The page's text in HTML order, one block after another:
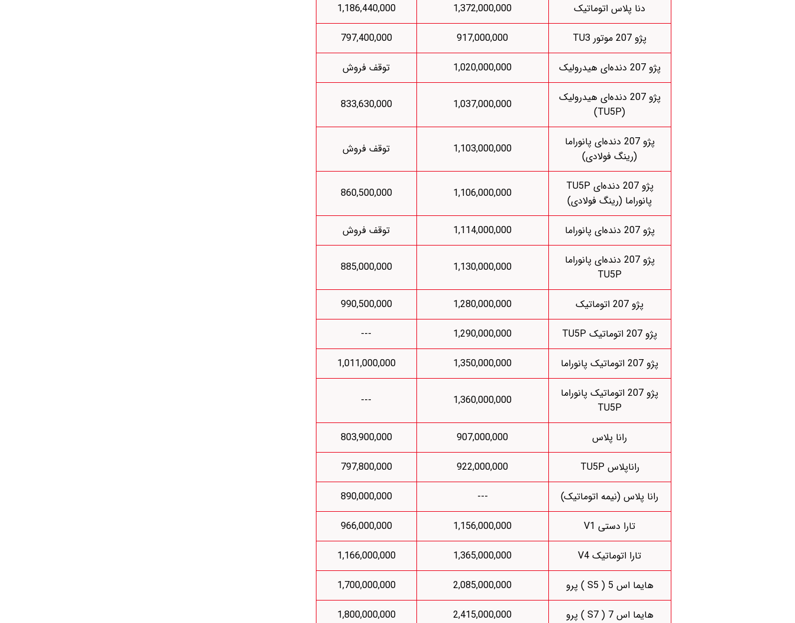
دنا پلاس اتوماتیک
1,372,000,000
1,186,440,000
پژو 207 موتور TU3
917,000,000
797,400,000
پژو 207 دنده‌ای هیدرولیک
1,020,000,000
توقف فروش
پژو 207 دنده‌ای هیدرولیک
(TU5P)
1,037,000,000
833,630,000
پژو 207 دنده‌ای پانوراما
(رینگ فولادی)
1,103,000,000 توقف فروش
پژو 207 دنده‌ای TU5P
پانوراما (رینگ فولادی)
1,106,000,000
860,500,000
پژو 207 دنده‌ای پانوراما 1,114,000,000
توقف فروش
پژو 207 دنده‌ای پانوراما
TU5P
1,130,000,000
885,000,000
پژو 207 اتوماتیک 1,280,000,000
990,500,000
پژو 207 اتوماتیک TU5P
1,290,000,000
---
پژو 207 اتوماتیک پانوراما
1,350,000,000
1,011,000,000
پژو 207 اتوماتیک پانوراما
TU5P
1,360,000,000
---
رانا پلاس 907,000,000
803,900,000
راناپلاس TU5P
922,000,000
797,800,000
رانا پلاس (نیمه اتوماتیک)
---
890,000,000
تارا دستی V1
1,156,000,000
966,000,000
تارا اتوماتیک V4
1,365,000,000
1,166,000,000
هایما اس 5 ( S5 ) پرو
2,085,000,000
1,700,000,000
هایما اس 7 ( S7 ) پرو
2,415,000,000
1,800,000,000